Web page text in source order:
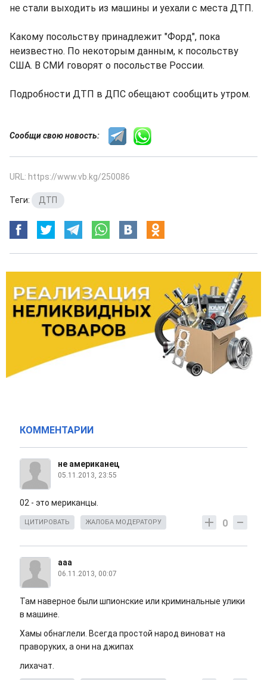
не стали выходить из машины и уехали с места ДТП.
Какому посольству принадлежит "Форд", пока
неизвестно. По некоторым данным, к посольству
США. В СМИ говорят о посольстве России.
Подробности ДТП в ДПС обещают сообщить утром.
Сообщи свою новость:
URL: https://www.vb.kg/250086
Теги: ДТП
КОММЕНТАРИИ
не американец
05.11.2013, 23:55
02 - это мериканцы.
0
ЦИТИРОВАТЬ ЖАЛОБА МОДЕРАТОРУ
ааа
06.11.2013, 00:07
Там наверное были шпионские или криминальные улики
в машине.
Хамы обнаглели. Всегда простой народ виноват на
праворуких, а они на джипах
лихачат.